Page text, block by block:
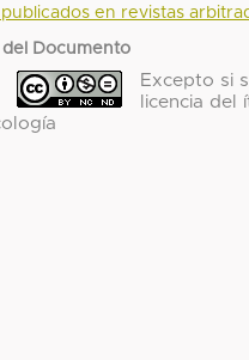
en revistas
del Documento
Excepto si
licencia del